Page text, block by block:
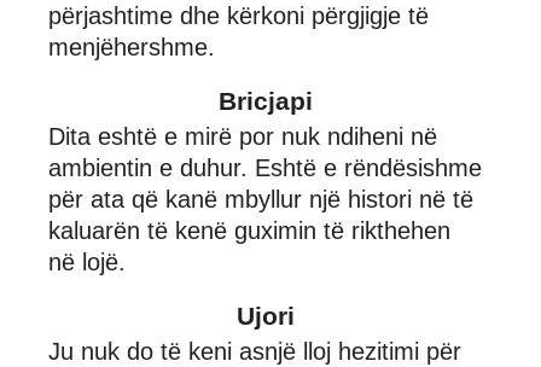
përjashtime dhe kërkoni përgjigje të
menjëhershme.
Bricjapi
Dita eshtë e mirë por nuk ndiheni në
ambientin e duhur. Eshtë e rëndësishme
për ata që kanë mbyllur një histori në të
kaluarën të kenë guximin të rikthehen
në lojë.
Ujori
Ju nuk do të keni asnjë lloj hezitimi për